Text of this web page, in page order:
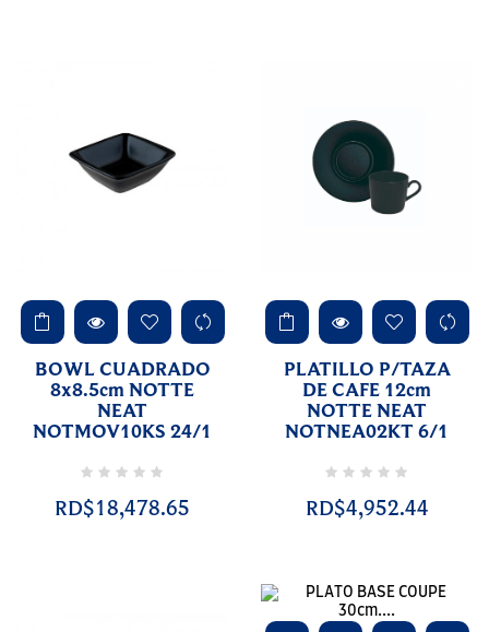
BOWL CUADRADO
8x8.5cm NOTTE
NEAT
NOTMOV10KS 24/1
RD$18,478.65
PLATILLO P/TAZA
DE CAFE 12cm
NOTTE NEAT
NOTNEA02KT 6/1
RD$4,952.44